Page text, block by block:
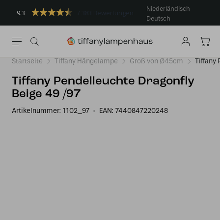
9.3
Niederländisch
Deutsch
Startseite Tiffany Hängelampe Groß von Ø45cm Tiffany
Tiffany Pendelleuchte Dragonfly
Beige 49 /97
Artikelnummer: 1102_97 EAN: 7440847220248